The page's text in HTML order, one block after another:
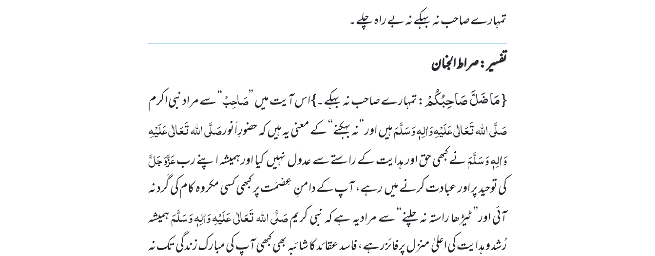
تمہارے صاحب نہ بہکے نہ بے راہ چلے۔
تفسیر : ‎صراط الجنان
{مَا ضَلَّ صَاحِبُكُمْ: تمہارے صاحب نہ بہکے۔} اس آیت میں ’’صَاحِبْ‘‘ سے مراد نبی اکرم
صَلَّی اللہ تَعَالٰی عَلَیْہِوَاٰلِہٖ وَسَلَّمَہیں اور ’’نہ بہکنے‘‘ کے معنی یہ ہیں کہ حضورِ اَنورصَلَّی اللہ تَعَالٰی عَلَیْہِ
وَاٰلِہٖ وَسَلَّمَنے کبھی حق اور ہدایت کے راستے سے عدول نہیں کیا اور ہمیشہ اپنے ربعَزَّوَجَلَّ
کی توحید پر اور عبادت کرنے میں رہے، آپ کے دامنِ عِصْمَت پر کبھی کسی مکروہ کام کی گَرد نہ
آئی اور’’ ٹیڑھا راستہ نہ چلنے‘‘ سے مرادیہ ہے کہ نبی کریمصَلَّی اللہ تَعَالٰی عَلَیْہِوَاٰلِہٖ وَسَلَّمَہمیشہ
رُشد و ہدایت کی اعلیٰ منزل پرفائزرہے، فاسد عقائد کا شائبہ بھی کبھی آپ کی مبارک زندگی تک نہ